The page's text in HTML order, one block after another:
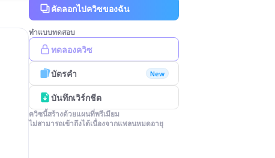
คัดลอกไปควิซของฉัน
ทำแบบทดสอบ
ทดลองควิซ
บัตรคำ New
บันทึกเวิร์กชีต
ควิซนี้สร้างด้วยแผนที่พรีเมียม
ไม่สามารถเข้าถึงได้เนื่องจากแพลนหมดอายุ